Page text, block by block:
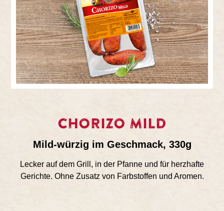
CHORIZO MILD
Mild-würzig im Geschmack, 330g
Lecker auf dem Grill, in der Pfanne und für herzhafte
Gerichte. Ohne Zusatz von Farbstoffen und Aromen.